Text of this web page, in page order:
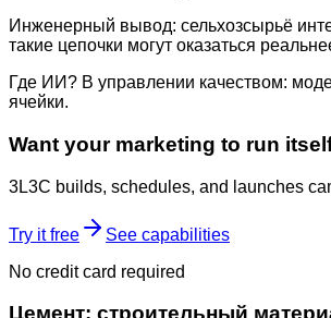
Инженерный вывод: сельхозсырьё
такие цепочки могут оказаться
Где ИИ? В управлении качеством:
ячейки.
Want your marketing to run
3L3C builds, schedules, and launches
Try it free
See capabilities
No credit card required